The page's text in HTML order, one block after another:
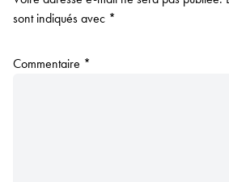
sont indiqués avec *
Commentaire *